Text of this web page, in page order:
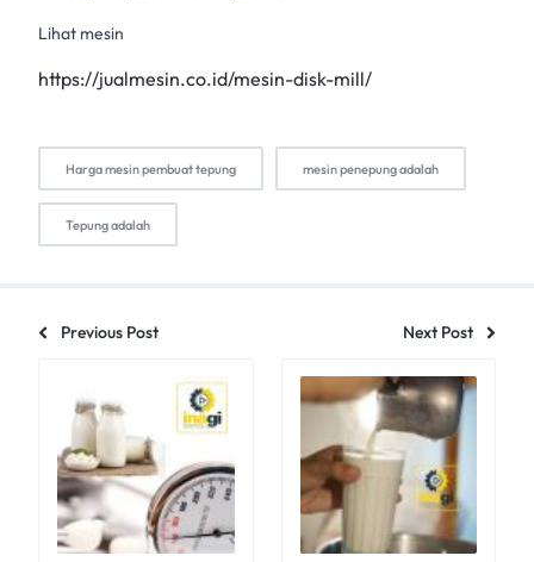
Lihat mesin
https://jualmesin.co.id/mesin-disk-mill/
Harga mesin pembuat tepung mesin penepung adalah
Tepung adalah
Previous Post Next Post